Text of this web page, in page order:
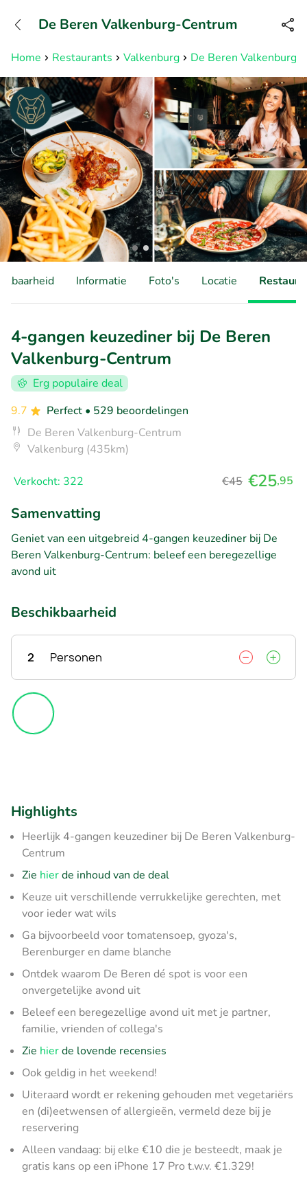
Bereikbaar tot 23:00 uur
Home Restaurants Valkenburg De Beren Valkenburg-
De Beren Valkenburg-Centrum
Informatie Foto's Locatie
4-gangen keuzediner bij De Beren
Valkenburg-Centrum
Erg populaire deal
9.7
Perfect • 529 beoordelingen
De Beren Valkenburg-Centrum
Valkenburg (435km)
Verkocht: 322 €45 €25,95
Samenvatting
Geniet van een uitgebreid 4-gangen keuzediner bij De
Beren Valkenburg-Centrum: beleef een beregezellige
avond uit
Beschikbaarheid
2 Personen
Highlights
Heerlijk 4-gangen keuzediner bij De Beren Valkenburg-
Centrum
Zie hierde inhoud van de deal
Keuze uit verschillende verrukkelijke gerechten, met
voor ieder wat wils
Ga bijvoorbeeld voor tomatensoep, gyoza's,
Berenburger en dame blanche
Ontdek waarom De Beren dé spot is voor een
onvergetelijke avond uit
Beleef een beregezellige avond uit met je partner,
familie, vrienden of collega's
Zie hierde lovende recensies
Ook geldig in het weekend!
Uiteraard wordt er rekening gehouden met vegetariërs
en (di)eetwensen of allergieën, vermeld deze bij je
reservering
Alleen vandaag: bij elke €10 die je besteedt, maak je
gratis kans op een iPhone 17 Pro t.w.v. €1.329!